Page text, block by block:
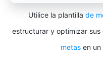
Utilice la plantilla de
estructurar y optimizar sus
metasen un